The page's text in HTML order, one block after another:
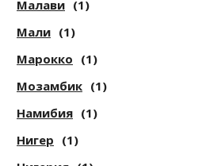
Малави (1)
Мали (1)
Марокко (1)
Мозамбик (1)
Намибия (1)
Нигер (1)